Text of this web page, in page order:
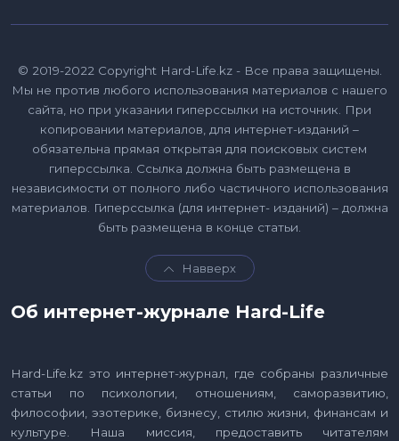
© 2019-2022 Copyright Hard-Life.kz - Все права защищены.
Мы не против любого использования материалов с нашего
сайта, но при указании гиперссылки на источник. При
копировании материалов, для интернет-изданий –
обязательна прямая открытая для поисковых систем
гиперссылка. Ссылка должна быть размещена в
независимости от полного либо частичного использования
материалов. Гиперссылка (для интернет- изданий) – должна
быть размещена в конце статьи.
Навверх
Об интернет-журнале Hard-Life
Hard-Life.kz это интернет-журнал, где собраны различные
статьи по психологии, отношениям, саморазвитию,
философии, эзотерике, бизнесу, стилю жизни, финансам и
культуре. Наша миссия, предоставить читателям